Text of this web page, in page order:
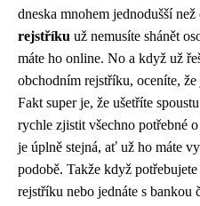
dneska mnohem jednodušší než
rejstříku už nemusíte shánět
máte ho online. No a když už
obchodním rejstříku, oceníte,
Fakt super je, že ušetříte
rychle zjistit všechno potřebné
je úplně stejná, ať už ho máte
podobě. Takže když
rejstříku nebo jednáte s